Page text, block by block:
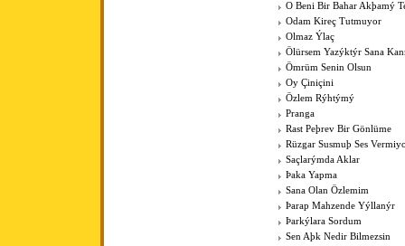
O Beni Bir Bahar Akþamý
Odam Kireç Tutmuyor
Olmaz Ýlaç
Ölürsem Yazýktýr Sana
Ömrüm Senin Olsun
Oy Çiniçini
Özlem Rýhtýmý
Pranga
Rast Peþrev Bir Gönlüme
Rüzgar Susmuþ Ses
Saçlarýmda Aklar
Þaka Yapma
Sana Olan Özlemim
Þarap Mahzende Yýllanýr
Þarkýlara Sordum
Sen Aþk Nedir Bilmezsin